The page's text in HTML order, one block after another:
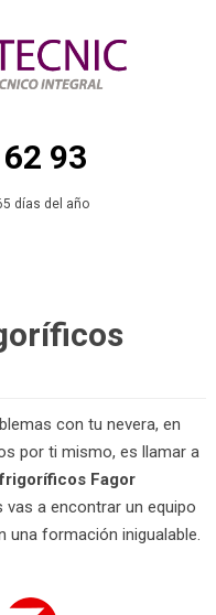
93
días del año
con tu nevera, en
por ti mismo, es llamar a
Fagor
a encontrar un equipo
formación inigualable.